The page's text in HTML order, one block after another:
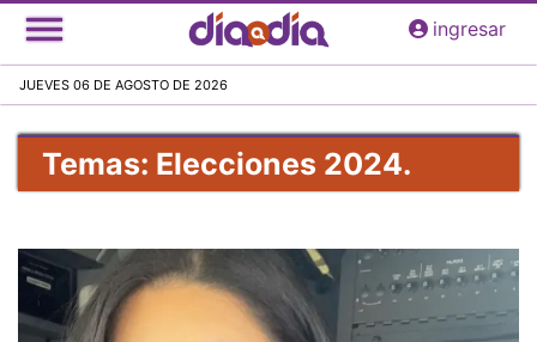
Pasar
al
principal
ingresar
JUEVES 06 DE AGOSTO DE 2026
Temas: Elecciones 2024.